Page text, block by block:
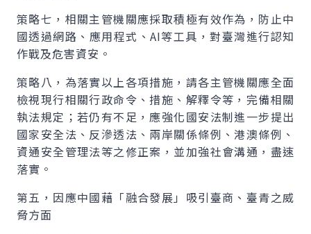
策略七，相關主管機關應採取積極有效作為，防止中
國透過網路、應用程式、AI等工具，對臺灣進行認知
作戰及危害資安。
策略八，為落實以上各項措施，請各主管機關應全面
檢視現行相關行政命令、措施、解釋令等，完備相關
執法規定；若仍有不足，應強化國安法制進一步提出
國家安全法、反滲透法、兩岸關係條例、港澳條例、
資通安全管理法等之修正案，並加強社會溝通，盡速
落實。
第五，因應中國藉「融合發展」吸引臺商、臺青之威
脅方面